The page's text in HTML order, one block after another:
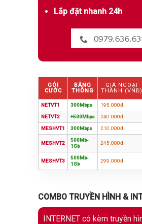
Lắp đặt nhanh 24h
GÓI
CƯỚC
BĂNG
THÔNG
GIÁ NGOẠI
THÀNH (VNĐ)
NETVT1 300Mbps 195.000đ
NETVT2 +500Mbps 240.000đ
MESHVT1 300Mbps 210.000đ
MESHVT2
500Mb-
1Gb
245.000đ
MESHVT3
500Mb-
1Gb
299.000đ
COMBO TRUYỀN HÌNH &
INTERNET có kèm truyền